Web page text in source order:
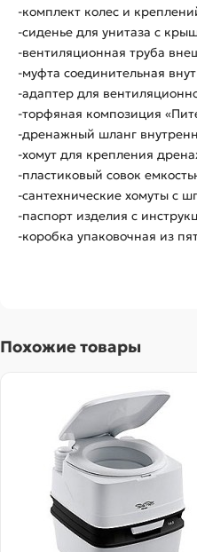
-комплект колес и
-сиденье для унитаза с
-вентиляционная труба
-муфта соединительная
-адаптер для
-торфяная композиция
-дренажный шланг
-хомут для крепления
-пластиковый совок
-сантехнические хомуты с
-паспорт изделия с
-коробка упаковочная из
Похожие товары